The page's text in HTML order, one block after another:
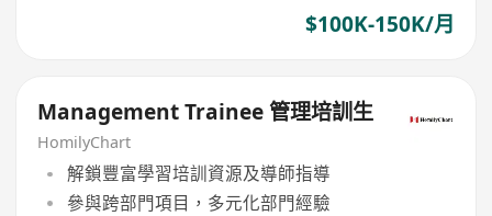
$100K-150K/月
Management Trainee 管理培訓生
HomilyChart
解鎖豐富學習培訓資源及導師指導
參與跨部門項目，多元化部門經驗